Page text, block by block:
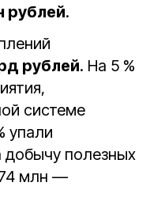
рублей.
рублей. На 5 %
системе
упали
добычу полезных
млн —